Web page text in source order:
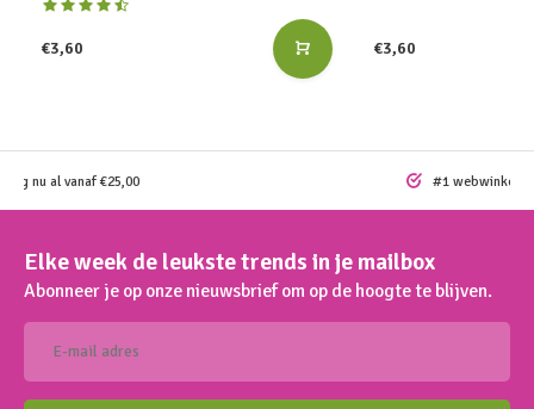
€3,60 €3,60
nu al vanaf €25,00 #1 webwinkel
Elke week de leukste trends in je mailbox
Abonneer je op onze nieuwsbrief om op de hoogte te blijven.